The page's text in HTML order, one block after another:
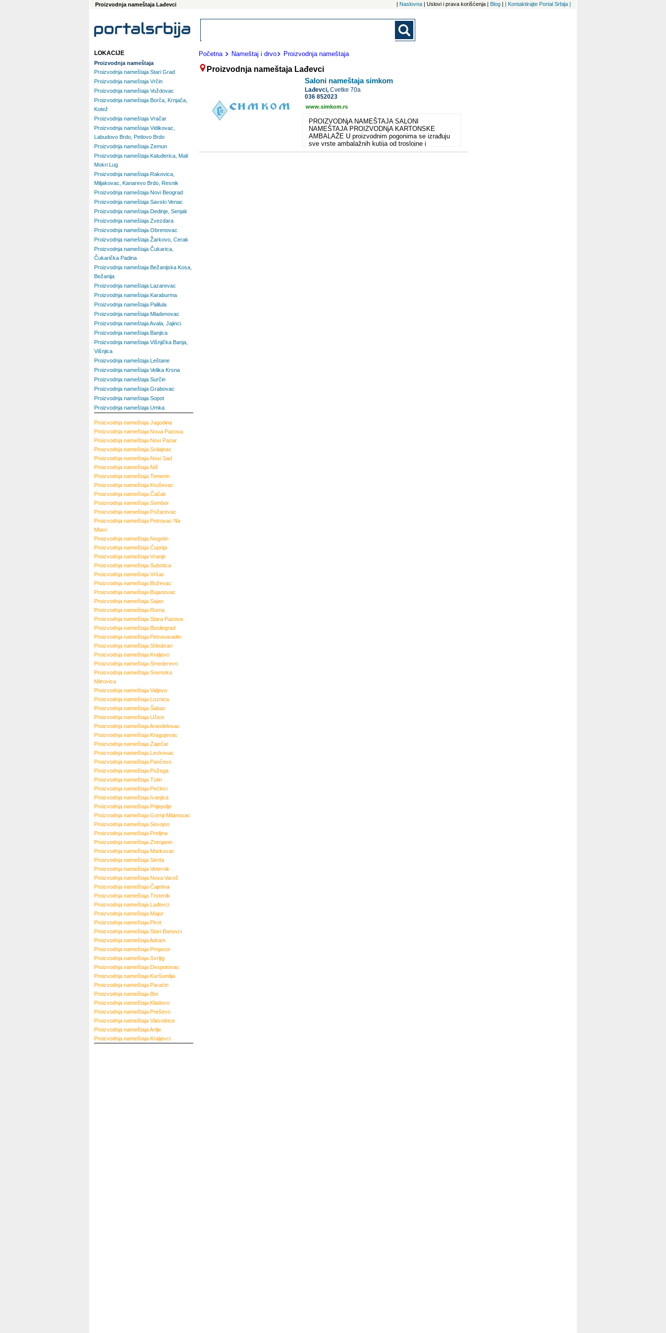
Proizvodnja nameštaja Lađevci | Naslovna | Uslovi i prava korišćenja | Blog | | Kontaktirajte Portal Srbija |
Početna Nameštaj i drvo Proizvodnja nameštaja
Proizvodnja nameštaja Lađevci
Saloni nameštaja simkom
Lađevci,Cvetke 70a
036 852023
www.simkom.rs
PROIZVODNjA NAMEŠTAJA SALONI
NAMEŠTAJA PROIZVODNjA KARTONSKE
AMBALAŽE U proizvodnim pogonima se izrađuju
sve vrste ambalažnih kutija od troslojne i
petoslojne valovite lepenke (kartona) prema
LOKACIJE
Proizvodnja nameštaja
Proizvodnja nameštaja Stari Grad
Proizvodnja nameštaja Vrčin
Proizvodnja nameštaja Voždovac
Proizvodnja nameštaja Borča, Krnjača,
Kotež
Proizvodnja nameštaja Vračar
Proizvodnja nameštaja Vidikovac,
Labudovo Brdo, Petlovo Brdo
Proizvodnja nameštaja Zemun
Proizvodnja nameštaja Kaluđerica, Mali
Mokri Lug
Proizvodnja nameštaja Rakovica,
Miljakovac, Kanarevo Brdo, Resnik
Proizvodnja nameštaja Novi Beograd
Proizvodnja nameštaja Savski Venac
Proizvodnja nameštaja Dedinje, Senjak
Proizvodnja nameštaja Zvezdara
Proizvodnja nameštaja Obrenovac
Proizvodnja nameštaja Žarkovo, Cerak
Proizvodnja nameštaja Čukarica,
Čukarička Padina
Proizvodnja nameštaja Bežanijska Kosa,
Bežanija
Proizvodnja nameštaja Lazarevac
Proizvodnja nameštaja Karaburma
Proizvodnja nameštaja Palilula
Proizvodnja nameštaja Mladenovac
Proizvodnja nameštaja Avala, Jajinci
Proizvodnja nameštaja Banjica
Proizvodnja nameštaja Višnjička Banja,
Višnjica
Proizvodnja nameštaja Leštane
Proizvodnja nameštaja Velika Krsna
Proizvodnja nameštaja Surčin
Proizvodnja nameštaja Grabovac
Proizvodnja nameštaja Sopot
Proizvodnja nameštaja Umka
Proizvodnja nameštaja Jagodina
Proizvodnja nameštaja Nova Pazova
Proizvodnja nameštaja Novi Pazar
Proizvodnja nameštaja Svilajnac
Proizvodnja nameštaja Novi Sad
Proizvodnja nameštaja Niš
Proizvodnja nameštaja Temerin
Proizvodnja nameštaja Kruševac
Proizvodnja nameštaja Čačak
Proizvodnja nameštaja Sombor
Proizvodnja nameštaja Požarevac
Proizvodnja nameštaja Petrovac Na
Mlavi
Proizvodnja nameštaja Negotin
Proizvodnja nameštaja Ćuprija
Proizvodnja nameštaja Vranje
Proizvodnja nameštaja Subotica
Proizvodnja nameštaja Vršac
Proizvodnja nameštaja Boževac
Proizvodnja nameštaja Bujanovac
Proizvodnja nameštaja Sajan
Proizvodnja nameštaja Ruma
Proizvodnja nameštaja Stara Pazova
Proizvodnja nameštaja Bosilegrad
Proizvodnja nameštaja Petrovaradin
Proizvodnja nameštaja Srbobran
Proizvodnja nameštaja Kraljevo
Proizvodnja nameštaja Smederevo
Proizvodnja nameštaja Sremska
Mitrovica
Proizvodnja nameštaja Valjevo
Proizvodnja nameštaja Loznica
Proizvodnja nameštaja Šabac
Proizvodnja nameštaja Užice
Proizvodnja nameštajaAranđelovac
Proizvodnja nameštaja Kragujevac
Proizvodnja nameštaja Zaječar
Proizvodnja nameštaja Leskovac
Proizvodnja nameštaja Pančevo
Proizvodnja nameštaja Požega
Proizvodnja nameštaja Tutin
Proizvodnja nameštaja Pećinci
Proizvodnja nameštaja Ivanjica
Proizvodnja nameštaja Prijepolje
Proizvodnja nameštaja Gornji Milanovac
Proizvodnja nameštaja Sevojno
Proizvodnja nameštaja Preljina
Proizvodnja nameštaja Zrenjanin
Proizvodnja nameštaja Markovac
Proizvodnja nameštaja Senta
Proizvodnja nameštaja Veternik
Proizvodnja nameštaja Nova Varoš
Proizvodnja nameštaja Čajetina
Proizvodnja nameštaja Trstenik
Proizvodnja nameštaja Lađevci
Proizvodnja nameštaja Majur
Proizvodnja nameštaja Pirot
Proizvodnja nameštaja Stari Banovci
Proizvodnja nameštajaAdrani
Proizvodnja nameštaja Prnjavor
Proizvodnja nameštaja Svrljig
Proizvodnja nameštaja Despotovac
Proizvodnja nameštaja Kuršumlija
Proizvodnja nameštaja Paraćin
Proizvodnja nameštaja Bor
Proizvodnja nameštaja Kladovo
Proizvodnja nameštaja Preševo
Proizvodnja nameštaja Vlasotince
Proizvodnja nameštajaArilje
Proizvodnja nameštaja Kraljevci